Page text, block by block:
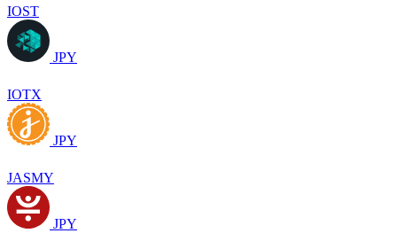
IOST
JPY
IOTX
JPY
JASMY
JPY